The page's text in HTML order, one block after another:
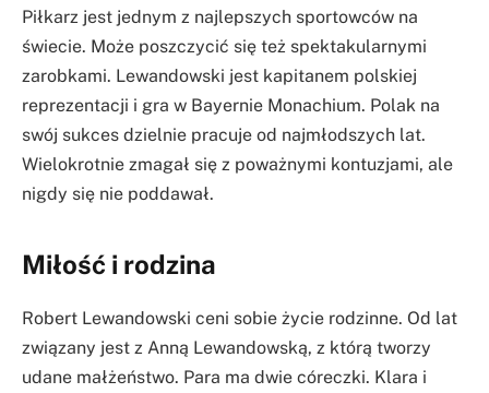
Piłkarz jest jednym z najlepszych sportowców na
świecie. Może poszczycić się też spektakularnymi
zarobkami. Lewandowski jest kapitanem polskiej
reprezentacji i gra w Bayernie Monachium. Polak na
swój sukces dzielnie pracuje od najmłodszych lat.
Wielokrotnie zmagał się z poważnymi kontuzjami, ale
nigdy się nie poddawał.
Miłość i rodzina
Robert Lewandowski ceni sobie życie rodzinne. Od lat
związany jest z Anną Lewandowską, z którą tworzy
udane małżeństwo. Para ma dwie córeczki. Klara i